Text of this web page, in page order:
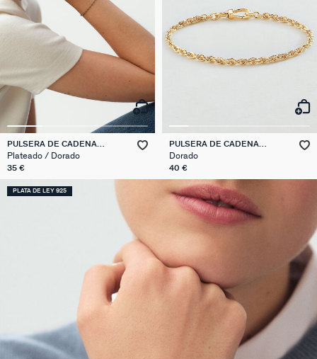
PULSERA DE CADENA
SMARTY
Plateado / Dorado
35 €
PULSERA DE CADENA
CADENA CUERDA
Dorado
40 €
PLATA DE LEY 925